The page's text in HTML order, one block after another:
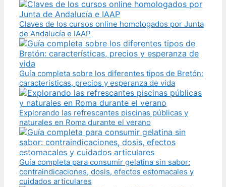
Claves de los cursos online homologados por Junta
de Andalucía e IAAP
Guía completa sobre los diferentes tipos de Bretón:
características, precios y esperanza de vida
Explorando las refrescantes piscinas públicas y
naturales en Roma durante el verano
Guía completa para consumir gelatina sin sabor:
contraindicaciones, dosis, efectos estomacales y
cuidados articulares